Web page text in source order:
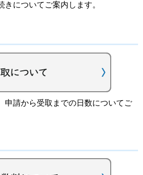
についてご案内します。
申請から受取までの日数についてご